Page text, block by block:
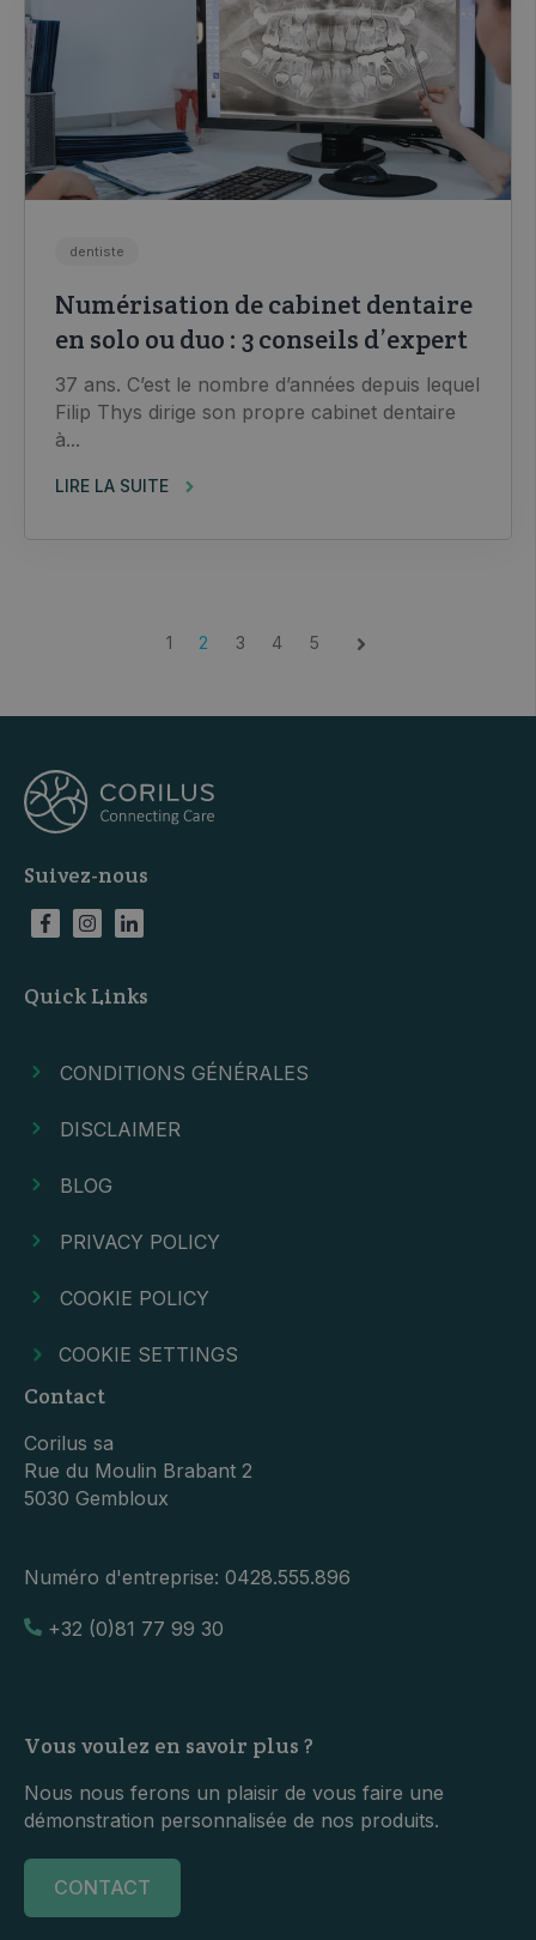
dentiste
Numérisation de cabinet dentaire
en solo ou duo : 3 conseils d’expert
37 ans. C’est le nombre d’années depuis lequel
Filip Thys dirige son propre cabinet dentaire
à...
LIRE LA SUITE
1 2 3 4 5
Prochaine
Suivez-nous
Quick Links
CONDITIONS GÉNÉRALES
DISCLAIMER
BLOG
PRIVACY POLICY
COOKIE POLICY
COOKIE SETTINGS
Contact
Corilus sa
Rue du Moulin Brabant 2
5030 Gembloux
Numéro d'entreprise: 0428.555.896
+32 (0)81 77 99 30
Vous voulez en savoir plus ?
Nous nous ferons un plaisir de vous faire une
démonstration personnalisée de nos produits.
CONTACT